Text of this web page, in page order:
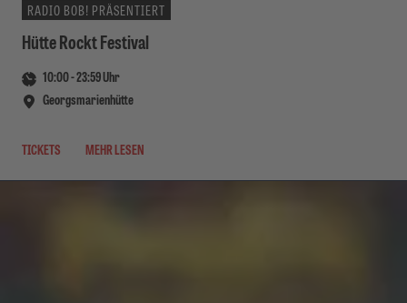
RADIO BOB! PRÄSENTIERT
Hütte Rockt Festival
10:00-23:59Uhr
Georgsmarienhütte
TICKETS MEHR LESEN